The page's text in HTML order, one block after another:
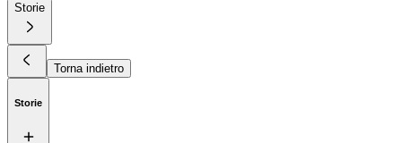
Storie
Torna indietro
Storie